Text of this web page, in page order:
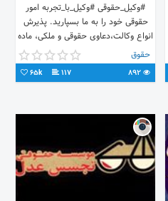
#وکیل_حقوقی #وکیل_با_تجربه امور
حقوقی خود را به ما بسپارید. پذیرش
انواع وکالت،دعاوی حقوقی و ملکی، ماده
حقوق
117
65k